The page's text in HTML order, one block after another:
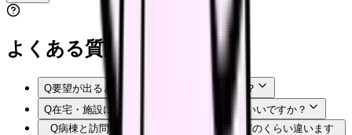
よくある質問
Q要望が出ると、すぐに給料は上がりますか？
Q在宅・施設に移るなら、改定を待った方がいいですか？
Q病棟と訪問看護・介護施設では、給料はどのくらい違います